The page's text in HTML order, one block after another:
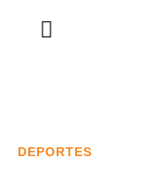
DEPORTES